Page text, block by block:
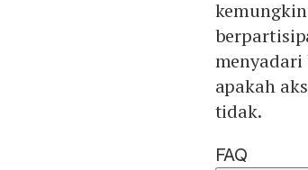
menyadari
apakah
tidak.
FAQ